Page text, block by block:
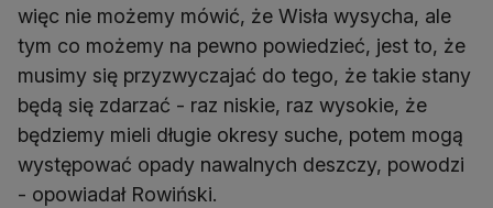
więc nie możemy mówić, że Wisła wysycha, ale
tym co możemy na pewno powiedzieć, jest to, że
musimy się przyzwyczajać do tego, że takie stany
będą się zdarzać - raz niskie, raz wysokie, że
będziemy mieli długie okresy suche, potem mogą
występować opady nawalnych deszczy, powodzi
- opowiadał Rowiński.